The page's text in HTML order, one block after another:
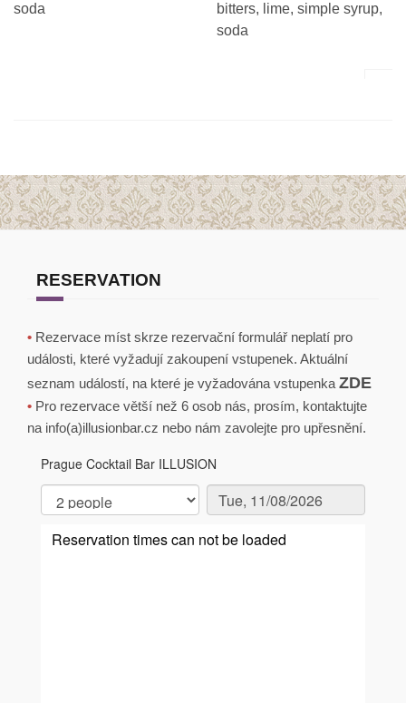
soda
bitters, lime, simple syrup,
soda
RESERVATION
• Rezervace míst skrze rezervační formulář neplatí pro
události, které vyžadují zakoupení vstupenek. Aktuální
seznam událostí, na které je vyžadována vstupenka ZDE
• Pro rezervace větší než 6 osob nás, prosím, kontaktujte
na info(a)illusionbar.cz nebo nám zavolejte pro upřesnění.